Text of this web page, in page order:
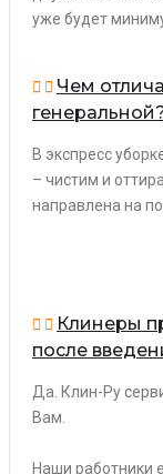
уже будет
Чем
В экспресс
– чистим и
направлена на
Клинеры
после
Да. Клин-Ру
Вам.
Наши работники